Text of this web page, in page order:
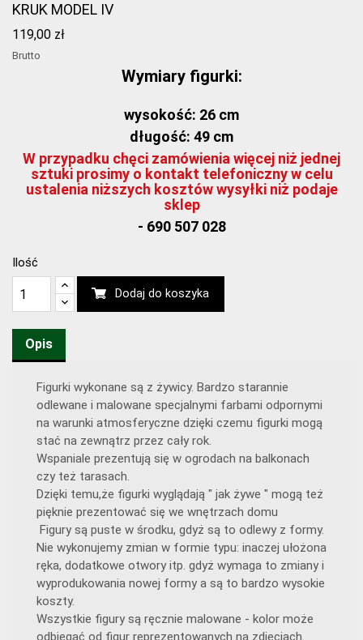
KRUK MODEL IV
119,00 zł
Brutto
Wymiary figurki:
wysokość: 26 cm
długość: 49 cm
W przypadku chęci zamówienia więcej niż jednej
sztuki prosimy o kontakt telefoniczny w celu
ustalenia niższych kosztów wysyłki niż podaje
sklep
- 690 507 028
Ilość
Dodaj do koszyka
Opis
Figurki wykonane są z żywicy. Bardzo starannie
odlewane i malowane specjalnymi farbami odpornymi
na warunki atmosferyczne dzięki czemu figurki mogą
stać na zewnątrz przez cały rok.
Wspaniale prezentują się w ogrodach na balkonach
czy też tarasach.
Dzięki temu,że figurki wyglądają " jak żywe " mogą też
pięknie prezentować się we wnętrzach domu
Figury są puste w środku, gdyż są to odlewy z formy.
Nie wykonujemy zmian w formie typu: inaczej ułożona
ręka, dodatkowe otwory itp. gdyż wymaga to zmiany i
wyprodukowania nowej formy a są to bardzo wysokie
koszty.
Wszystkie figury są ręcznie malowane - kolor może
odbiegać od figur reprezentowanych na zdjęciach.